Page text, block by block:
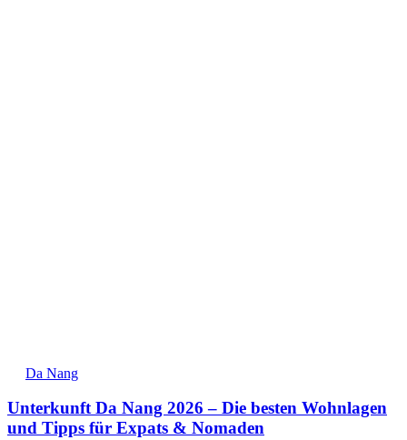
Da Nang
Unterkunft Da Nang 2026 – Die besten Wohnlagen
und Tipps für Expats & Nomaden